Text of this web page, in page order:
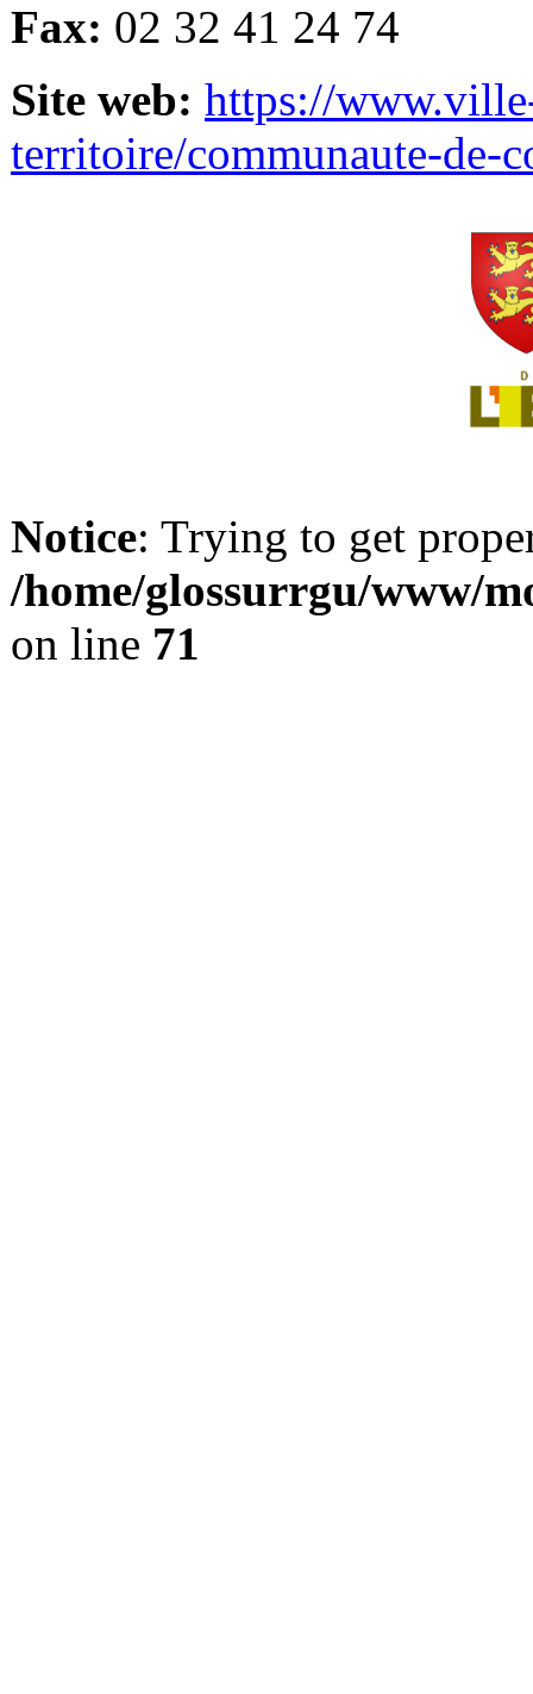
Fax: 02 32 41 24 74
Site web: https://
territoire/communaute-de-
Notice: Trying to get
/home/glossurrgu/www/
on line 71